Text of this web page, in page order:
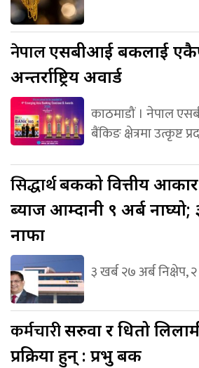
नेपालएसबीआई बैंकलाई
अन्तर्राष्ट्रिय अवार्ड
काठमाडौं । नेपाल
बैंकिङ क्षेत्रमा उत्कृष्ट
सिद्धार्थबैंकको वित्तीय
ब्याज आम्दानी ९ अर्ब
नाफा
३ खर्ब २७ अर्ब निक्षेप,
कर्मचारीसरुवा र धितो
प्रक्रिया हुन् : प्रभु बैंक